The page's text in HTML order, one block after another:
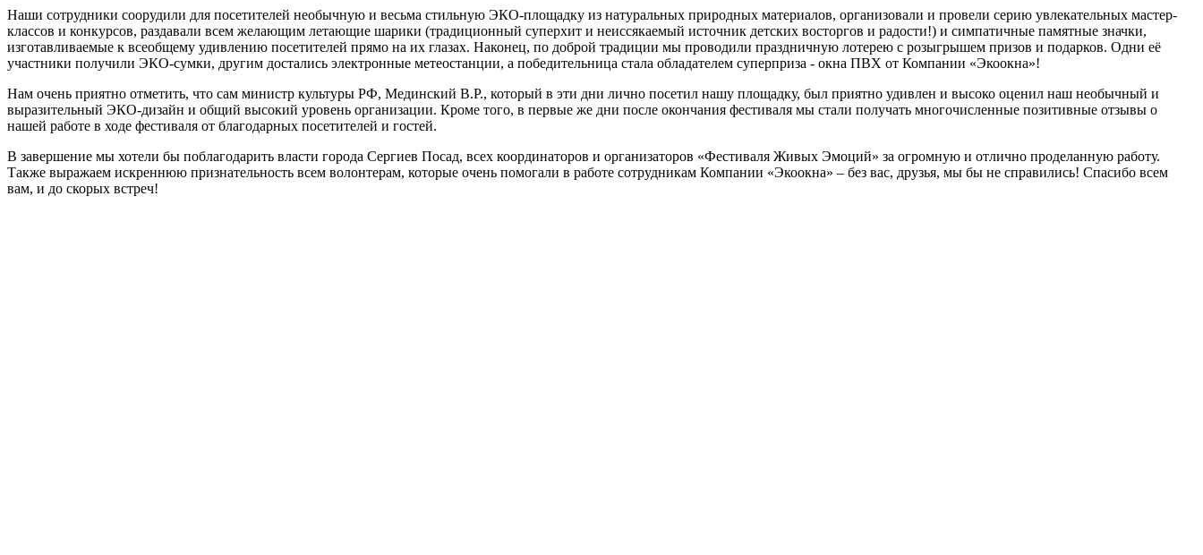
Наши сотрудники соорудили для посетителей необычную и весьма стильную ЭКО-площадку из натуральных природных материалов, организовали и провели серию увлекательных мастер-
классов и конкурсов, раздавали всем желающим летающие шарики (традиционный суперхит и неиссякаемый источник детских восторгов и радости!) и симпатичные памятные значки,
изготавливаемые к всеобщему удивлению посетителей прямо на их глазах. Наконец, по доброй традиции мы проводили праздничную лотерею с розыгрышем призов и подарков. Одни её
участники получили ЭКО-сумки, другим достались электронные метеостанции, а победительница стала обладателем суперприза - окна ПВХ от Компании «Экоокна»!
Нам очень приятно отметить, что сам министр культуры РФ, Мединский В.Р., который в эти дни лично посетил нашу площадку, был приятно удивлен и высоко оценил наш необычный и
выразительный ЭКО-дизайн и общий высокий уровень организации. Кроме того, в первые же дни после окончания фестиваля мы стали получать многочисленные позитивные отзывы о
нашей работе в ходе фестиваля от благодарных посетителей и гостей.
В завершение мы хотели бы поблагодарить власти города Сергиев Посад, всех координаторов и организаторов «Фестиваля Живых Эмоций» за огромную и отлично проделанную работу.
Также выражаем искреннюю признательность всем волонтерам, которые очень помогали в работе сотрудникам Компании «Экоокна» – без вас, друзья, мы бы не справились! Спасибо всем
вам, и до скорых встреч!